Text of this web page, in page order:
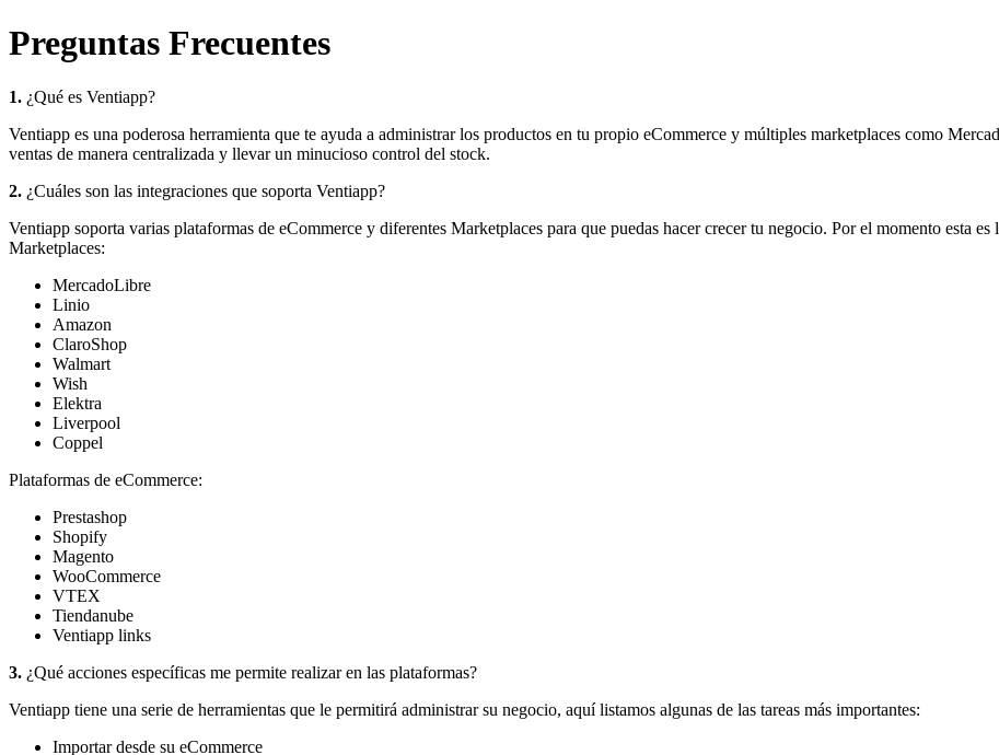
Preguntas Frecuentes
1. ¿Qué es Ventiapp?
Ventiapp es una poderosa herramienta que te ayuda a administrar los productos en tu propio eCommerce y múltiples marketplaces como
ventas de manera centralizada y llevar un minucioso control del stock.
2. ¿Cuáles son las integraciones que soporta Ventiapp?
Ventiapp soporta varias plataformas de eCommerce y diferentes Marketplaces para que puedas hacer crecer tu negocio. Por el momento esta es
Marketplaces:
MercadoLibre
Linio
Amazon
ClaroShop
Walmart
Wish
Elektra
Liverpool
Coppel
Plataformas de eCommerce:
Prestashop
Shopify
Magento
WooCommerce
VTEX
Tiendanube
Ventiapp links
3. ¿Qué acciones específicas me permite realizar en las plataformas?
Ventiapp tiene una serie de herramientas que le permitirá administrar su negocio, aquí listamos algunas de las tareas más importantes:
Importar desde su eCommerce